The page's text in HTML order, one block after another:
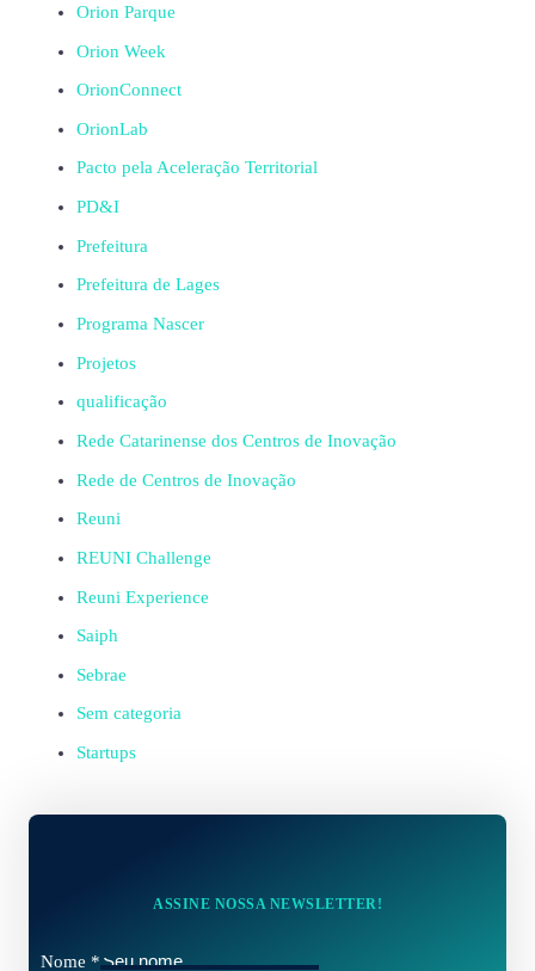
Orion Parque
Orion Week
OrionConnect
OrionLab
Pacto pela Aceleração Territorial
PD&I
Prefeitura
Prefeitura de Lages
Programa Nascer
Projetos
qualificação
Rede Catarinense dos Centros de Inovação
Rede de Centros de Inovação
Reuni
REUNI Challenge
Reuni Experience
Saiph
Sebrae
Sem categoria
Startups
ASSINE NOSSA NEWSLETTER!
Nome *